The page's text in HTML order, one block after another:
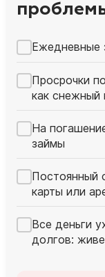
Ежедневные
Просрочки
как снежный
На
займы
Постоянный
карты или
Все деньги
долгов: